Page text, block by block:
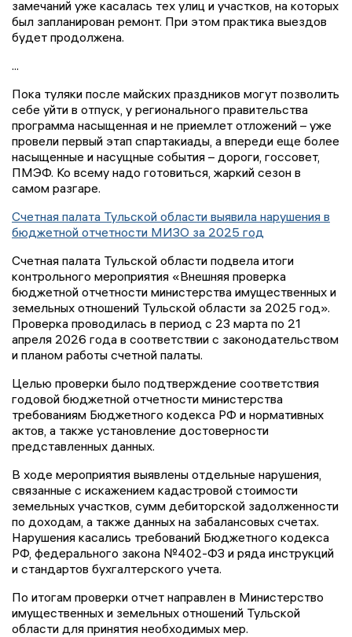
замечаний уже касалась тех улиц и участков, на которых
был запланирован ремонт. При этом практика выездов
будет продолжена.
...
Пока туляки после майских праздников могут позволить
себе уйти в отпуск, у регионального правительства
программа насыщенная и не приемлет отложений – уже
провели первый этап спартакиады, а впереди еще более
насыщенные и насущные события – дороги, госсовет,
ПМЭФ. Ко всему надо готовиться, жаркий сезон в
самом разгаре.
Счетная палата Тульской области выявила нарушения в
бюджетной отчетности МИЗО за 2025 год
Счетная палата Тульской области подвела итоги
контрольного мероприятия «Внешняя проверка
бюджетной отчетности министерства имущественных и
земельных отношений Тульской области за 2025 год».
Проверка проводилась в период с 23 марта по 21
апреля 2026 года в соответствии с законодательством
и планом работы счетной палаты.
Целью проверки было подтверждение соответствия
годовой бюджетной отчетности министерства
требованиям Бюджетного кодекса РФ и нормативных
актов, а также установление достоверности
представленных данных.
В ходе мероприятия выявлены отдельные нарушения,
связанные с искажением кадастровой стоимости
земельных участков, сумм дебиторской задолженности
по доходам, а также данных на забалансовых счетах.
Нарушения касались требований Бюджетного кодекса
РФ, федерального закона №402-ФЗ и ряда инструкций
и стандартов бухгалтерского учета.
По итогам проверки отчет направлен в Министерство
имущественных и земельных отношений Тульской
области для принятия необходимых мер.